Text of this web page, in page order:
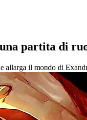
partita di
allarga il mondo di